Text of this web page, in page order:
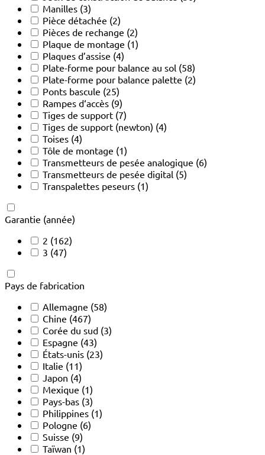
Manilles (3)
Pièce détachée (2)
Pièces de rechange (2)
Plaque de montage (1)
Plaques d’assise (4)
Plate-forme pour balance au sol (58)
Plate-forme pour balance palette (2)
Ponts bascule (25)
Rampes d‘accès (9)
Tiges de support (7)
Tiges de support (newton) (4)
Toises (4)
Tôle de montage (1)
Transmetteurs de pesée analogique (6)
Transmetteurs de pesée digital (5)
Transpalettes peseurs (1)
Garantie (année)
2 (162)
3 (47)
Pays de fabrication
Allemagne (58)
Chine (467)
Corée du sud (3)
Espagne (43)
États-unis (23)
Italie (11)
Japon (4)
Mexique (1)
Pays-bas (3)
Philippines (1)
Pologne (6)
Suisse (9)
Taïwan (1)